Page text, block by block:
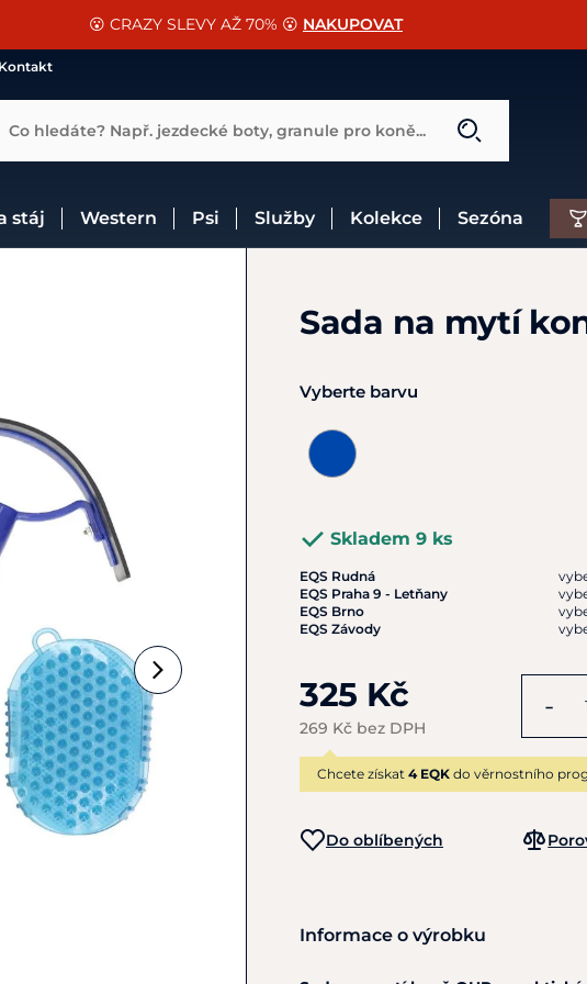
SLEVA 13% na vše od Cassini! CHCI SLEVU
😮 CRAZY SLEVY AŽ 70% 😮 NAKUPOVAT
a doplňky k vybraným sedlům ZDARMA 🐴
Co hledáte? Např. jezdecké boty, granule pro koně...
stáj Western Psi Služby Kolekce Sezóna
Sada na mytí
Vyberte barvu
Skladem 9 ks
EQS Rudná
EQS Praha 9 - Letňany
EQS Brno
EQS Závody
325 Kč
269 Kč bez DPH
-
Chcete získat 4 EQK do věrnostního
Do oblíbených
Informace o výrobku